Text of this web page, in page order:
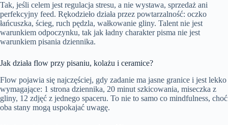
Tak, jeśli celem jest regulacja stresu, a nie wystawa, sprzedaż ani
perfekcyjny feed. Rękodzieło działa przez powtarzalność: oczko
łańcuszka, ścieg, ruch pędzla, wałkowanie gliny. Talent nie jest
warunkiem odpoczynku, tak jak ładny charakter pisma nie jest
warunkiem pisania dziennika.
Jak działa flow przy pisaniu, kolażu i ceramice?
Flow pojawia się najczęściej, gdy zadanie ma jasne granice i jest lekko
wymagające: 1 strona dziennika, 20 minut szkicowania, miseczka z
gliny, 12 zdjęć z jednego spaceru. To nie to samo co mindfulness, choć
oba stany mogą uspokajać uwagę.